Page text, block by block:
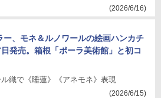
(2026/6/16)
ー、モネ＆ルノワールの絵画ハンカチ
発売。箱根「ポーラ美術館」と初コ
織で《睡蓮》《アネモネ》表現
(2026/6/15)